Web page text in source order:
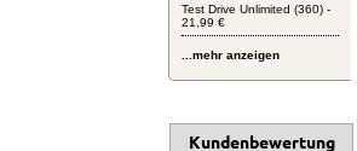
Test Drive Unlimited (360) -
21,99 €
...mehr anzeigen
Kundenbewertung